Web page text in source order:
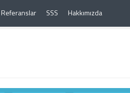
Referanslar SSS Hakkımızda